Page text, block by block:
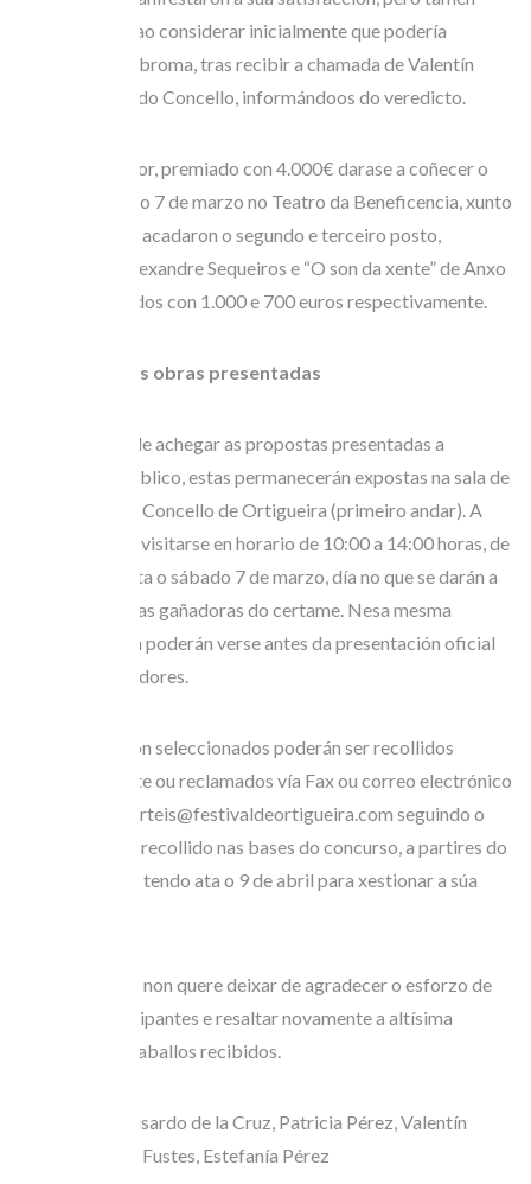
incredulidade, ao considerar inicialmente que podería
tratarse dunha broma, tras recibir a chamada de Valentín
Calvín, alcalde do Concello, informándoos do veredicto.
O cartel gañador, premiado con 4.000€ darase a coñecer o
próximo sábado 7 de marzo no Teatro da Beneficencia, xunto
cos carteis que acadaron o segundo e terceiro posto,
“Foliada” de Alexandre Sequeiros e “O son da xente” de Anxo
Varela, premiados con 1.000 e 700 euros respectivamente.
Exposición das obras presentadas
Co obxectivo de achegar as propostas presentadas a
concurso ao público, estas permanecerán expostas na sala de
exposicións do Concello de Ortigueira (primeiro andar). A
mostra poderá visitarse en horario de 10:00 a 14:00 horas, de
luns a venres, ata o sábado 7 de marzo, día no que se darán a
coñecer as obras gañadoras do certame. Nesa mesma
xornada, tamén poderán verse antes da presentación oficial
os carteis gañadores.
Os traballos non seleccionados poderán ser recollidos
presencialmente ou reclamados vía Fax ou correo electrónico
ao enderezo carteis@festivaldeortigueira.com seguindo o
procedemento recollido nas bases do concurso, a partires do
día 9 de marzo, tendo ata o 9 de abril para xestionar a súa
A organización non quere deixar de agradecer o esforzo de
todos os participantes e resaltar novamente a altísima
calidade dos traballos recibidos.
Elisardo de la Cruz, Patricia Pérez, Valentín
Calvín, Mónica Fustes, Estefanía Pérez